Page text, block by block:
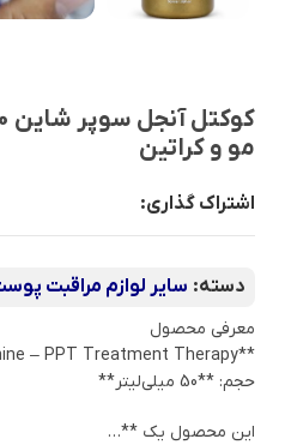
مو و کراتین
اشتراک گذاری:
دسته: سایر لوازم مراقبت
معرفی محصول
**Angel Super Shine – PPT Treatment Therapy**
حجم: **50 میلی‌لیتر**
این محصول یک **…